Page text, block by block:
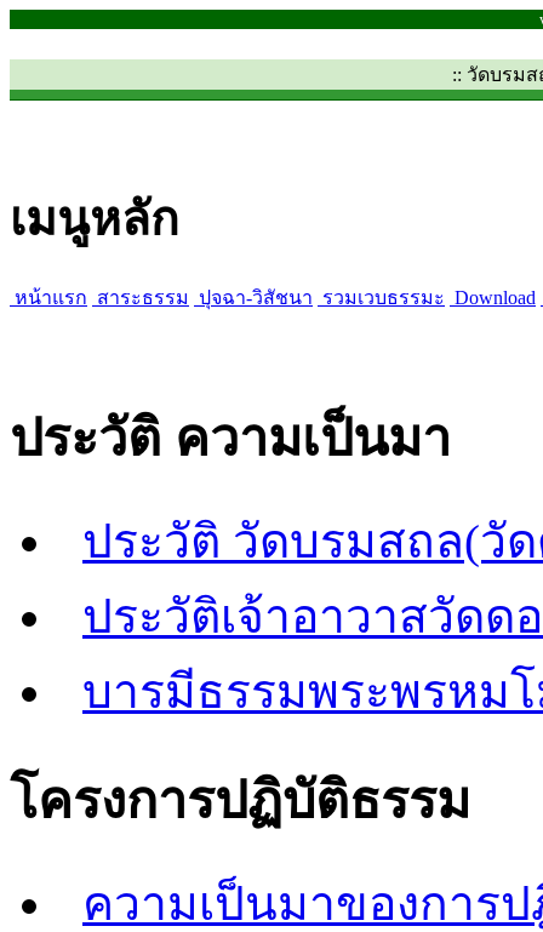
:: วัดบรม
เมนูหลัก
หน้าแรก สาระธรรม ปุจฉา-วิสัชนา รวมเวบธรรมะ Download
ประวัติ ความเป็นมา
ประวัติ วัดบรมสถล(วั
ประวัติเจ้าอาวาสวัดด
บารมีธรรมพระพรหม
โครงการปฏิบัติธรรม
ความเป็นมาของการ